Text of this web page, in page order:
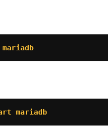
mariadb